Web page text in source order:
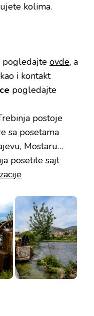
kolima.
pogledajte ovde, a
i kontakt
pogledajte
postoje
sa posetama
Mostaru…
posetite sajt